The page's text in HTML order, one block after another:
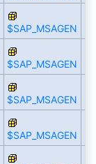
$SAP_MSAGEN
$SAP_MSAGEN
$SAP_MSAGEN
$SAP_MSAGEN